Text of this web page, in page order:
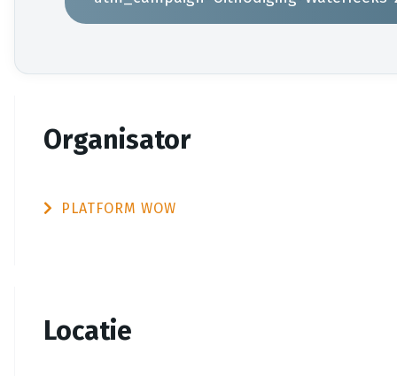
Organisator
PLATFORM WOW
Locatie